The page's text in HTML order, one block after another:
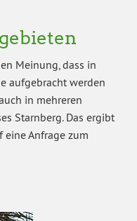
Meinung, dass in
aufgebracht werden
in mehreren
Starnberg. Das ergibt
Anfrage zum